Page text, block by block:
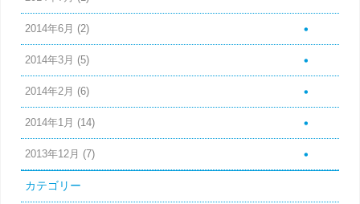
2014年6月 (2)
2014年3月 (5)
2014年2月 (6)
2014年1月 (14)
2013年12月 (7)
カテゴリー